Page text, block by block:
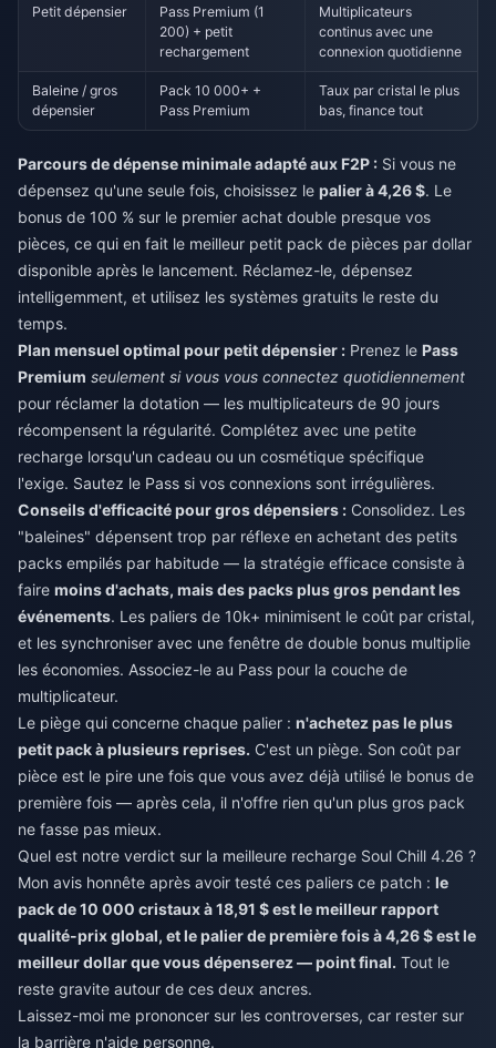
Petit dépensier
Pass Premium (1
200) + petit
rechargement
Multiplicateurs
continus avec une
connexion quotidienne
Baleine / gros
dépensier
Pack 10 000+ +
Pass Premium
Taux par cristal le plus
bas, finance tout
Parcours de dépense minimale adapté aux F2P : Si vous ne
dépensez qu'une seule fois, choisissez le palier à 4,26 $. Le
bonus de 100 % sur le premier achat double presque vos
pièces, ce qui en fait le meilleur petit pack de pièces par dollar
disponible après le lancement. Réclamez-le, dépensez
intelligemment, et utilisez les systèmes gratuits le reste du
temps.
Plan mensuel optimal pour petit dépensier : Prenez le Pass
Premium seulement si vous vous connectez quotidiennement
pour réclamer la dotation — les multiplicateurs de 90 jours
récompensent la régularité. Complétez avec une petite
recharge lorsqu'un cadeau ou un cosmétique spécifique
l'exige. Sautez le Pass si vos connexions sont irrégulières.
Conseils d'efficacité pour gros dépensiers : Consolidez. Les
"baleines" dépensent trop par réflexe en achetant des petits
packs empilés par habitude — la stratégie efficace consiste à
faire moins d'achats, mais des packs plus gros pendant les
événements. Les paliers de 10k+ minimisent le coût par cristal,
et les synchroniser avec une fenêtre de double bonus multiplie
les économies. Associez-le au Pass pour la couche de
multiplicateur.
Le piège qui concerne chaque palier : n'achetez pas le plus
petit pack à plusieurs reprises. C'est un piège. Son coût par
pièce est le pire une fois que vous avez déjà utilisé le bonus de
première fois — après cela, il n'offre rien qu'un plus gros pack
ne fasse pas mieux.
Quel est notre verdict sur la meilleure recharge Soul Chill 4.26 ?
Mon avis honnête après avoir testé ces paliers ce patch : le
pack de 10 000 cristaux à 18,91 $ est le meilleur rapport
qualité-prix global, et le palier de première fois à 4,26 $ est le
meilleur dollar que vous dépenserez — point final. Tout le
reste gravite autour de ces deux ancres.
Laissez-moi me prononcer sur les controverses, car rester sur
la barrière n'aide personne.